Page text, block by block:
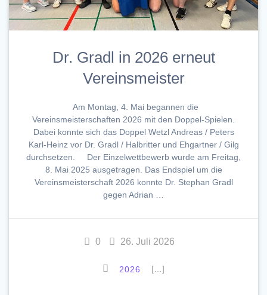
Dr. Gradl in 2026 erneut
Vereinsmeister
Am Montag, 4. Mai begannen die
Vereinsmeisterschaften 2026 mit den Doppel-Spielen.
Dabei konnte sich das Doppel Wetzl Andreas / Peters
Karl-Heinz vor Dr. Gradl / Halbritter und Ehgartner / Gilg
durchsetzen. Der Einzelwettbewerb wurde am Freitag,
8. Mai 2025 ausgetragen. Das Endspiel um die
Vereinsmeisterschaft 2026 konnte Dr. Stephan Gradl
gegen Adrian …
0 26. Juli 2026
2026 […]